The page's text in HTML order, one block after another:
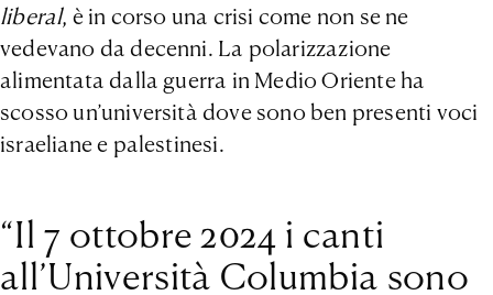
liberal, è in corso una crisi come non se ne
vedevano da decenni. La polarizzazione
alimentata dalla guerra in Medio Oriente ha
scosso un’università dove sono ben presenti voci
israeliane e palestinesi.
“Il 7 ottobre 2024 i canti
all’Università Columbia sono